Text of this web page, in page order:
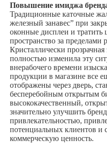
Повышение имиджа
Традиционные каточные
железный занавес” при
оконные дисплеи и тратить
пространство за пределами
Кристаллически прозрачная
полностью изменила эту
внерабочего времени
продукции в магазине все
отображены через дверь,
бесперебойным открытым
высококачественный,
значительно улучшить
привлекательностью,
потенциальных клиентов и
коммерческую ценность.